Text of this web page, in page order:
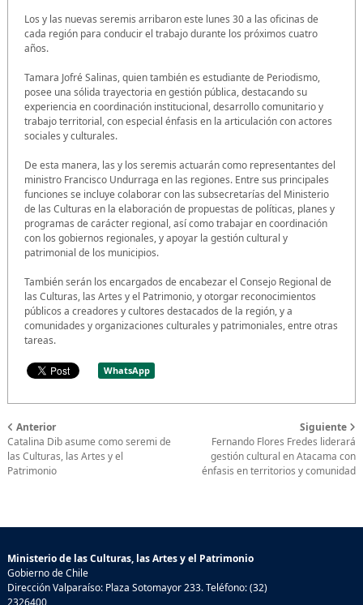
Los y las nuevas seremis arribaron este lunes 30 a las oficinas de
cada región para conducir el trabajo durante los próximos cuatro
años.
Tamara Jofré Salinas, quien también es estudiante de Periodismo,
posee una sólida trayectoria en gestión pública, destacando su
experiencia en coordinación institucional, desarrollo comunitario y
trabajo territorial, con especial énfasis en la articulación con actores
sociales y culturales.
De esta manera, las y los seremis actuarán como representantes del
ministro Francisco Undurraga en las regiones. Entre sus principales
funciones se incluye colaborar con las subsecretarías del Ministerio
de las Culturas en la elaboración de propuestas de políticas, planes y
programas de carácter regional, así como trabajar en coordinación
con los gobiernos regionales, y apoyar la gestión cultural y
patrimonial de los municipios.
También serán los encargados de encabezar el Consejo Regional de
las Culturas, las Artes y el Patrimonio, y otorgar reconocimientos
públicos a creadores y cultores destacados de la región, y a
comunidades y organizaciones culturales y patrimoniales, entre otras
tareas.
WhatsApp
Anterior
Catalina Dib asume como seremi de
las Culturas, las Artes y el
Patrimonio
Siguiente
Fernando Flores Fredes liderará
gestión cultural en Atacama con
énfasis en territorios y comunidad
Ministerio de las Culturas, las Artes y el Patrimonio
Gobierno de Chile
Dirección Valparaíso: Plaza Sotomayor 233. Teléfono: (32)
2326400